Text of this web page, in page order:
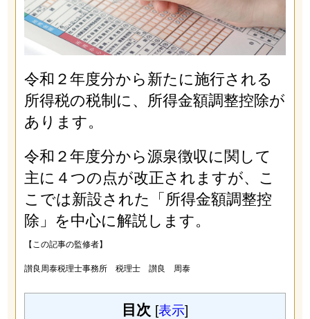
令和２年度分から新たに施行される
所得税の税制に、所得金額調整控除が
あります。
令和２年度分から源泉徴収に関して
主に４つの点が改正されますが、こ
こでは新設された「所得金額調整控
除」を中心に解説します。
【この記事の監修者】
讃良周泰税理士事務所 税理士 讃良 周泰
目次 [表示]